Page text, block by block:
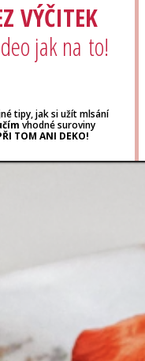
VÝČITEK
jak na to!
tipy, jak si užít mlsání
vhodné suroviny
TOM ANI DEKO!